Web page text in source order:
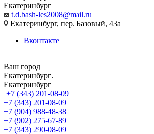
Екатеринбург
t.d.bash-les2008@mail.ru
Екатеринбург, пер. Базовый, 43а
Вконтакте
Ваш город
Екатеринбург
Екатеринбург
+7 (343) 201-08-09
+7 (343) 201-08-09
+7 (904) 988-48-38
+7 (902) 275-67-89
+7 (343) 290-08-09